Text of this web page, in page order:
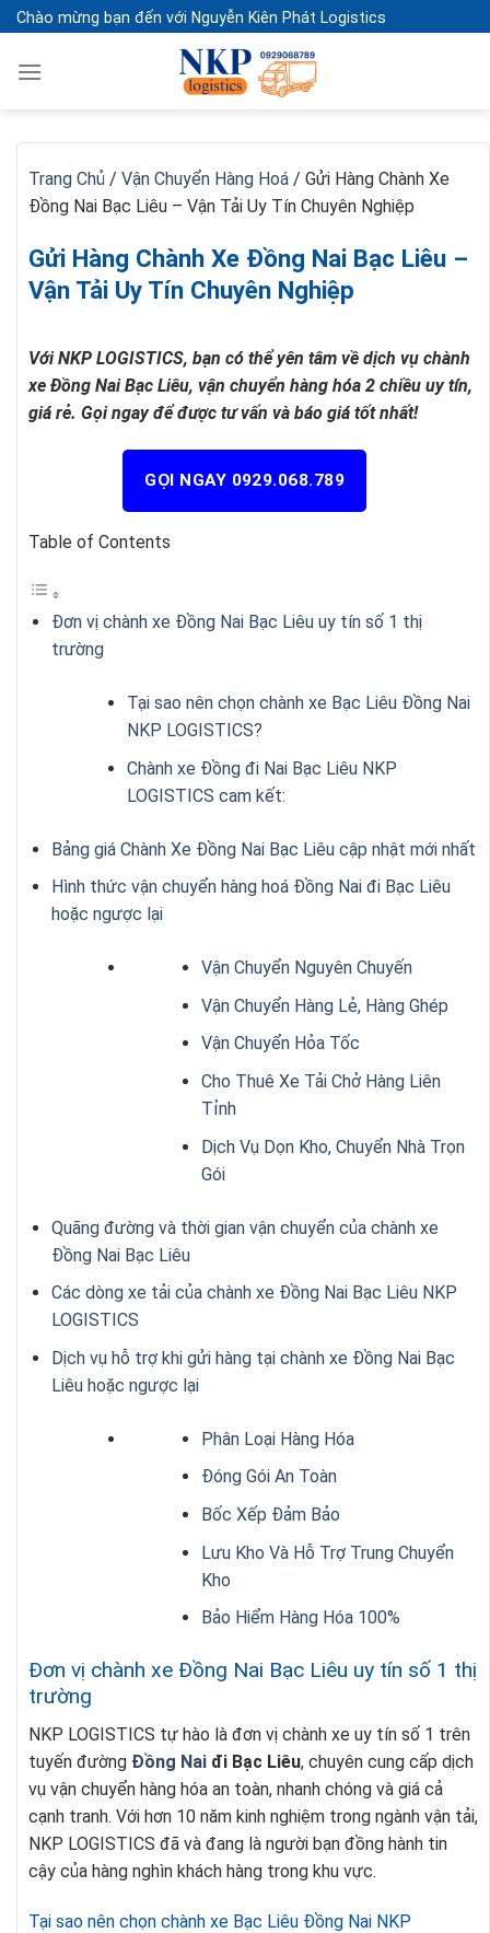
Skip
to
content
Chào mừng bạn đến với Nguyễn Kiên Phát Logistics
Trang Chủ / Vận Chuyển Hàng Hoá / Gửi Hàng Chành Xe
Đồng Nai Bạc Liêu – Vận Tải Uy Tín Chuyên Nghiệp
Gửi Hàng Chành Xe Đồng Nai Bạc Liêu –
Vận Tải Uy Tín Chuyên Nghiệp
Với NKP LOGISTICS, bạn có thể yên tâm về dịch vụ chành
xe Đồng Nai Bạc Liêu, vận chuyển hàng hóa 2 chiều uy tín,
giá rẻ. Gọi ngay để được tư vấn và báo giá tốt nhất!
GỌI NGAY 0929.068.789
Table of Contents
Đơn vị chành xe Đồng Nai Bạc Liêu uy tín số 1 thị
trường
Tại sao nên chọn chành xe Bạc Liêu Đồng Nai
NKP LOGISTICS?
Chành xe Đồng đi Nai Bạc Liêu NKP
LOGISTICS cam kết:
Bảng giá Chành Xe Đồng Nai Bạc Liêu cập nhật mới nhất
Hình thức vận chuyển hàng hoá Đồng Nai đi Bạc Liêu
hoặc ngược lại
Vận Chuyển Nguyên Chuyến
Vận Chuyển Hàng Lẻ, Hàng Ghép
Vận Chuyển Hỏa Tốc
Cho Thuê Xe Tải Chở Hàng Liên
Tỉnh
Dịch Vụ Dọn Kho, Chuyển Nhà Trọn
Gói
Quãng đường và thời gian vận chuyển của chành xe
Đồng Nai Bạc Liêu
Các dòng xe tải của chành xe Đồng Nai Bạc Liêu NKP
LOGISTICS
Dịch vụ hỗ trợ khi gửi hàng tại chành xe Đồng Nai Bạc
Liêu hoặc ngược lại
Phân Loại Hàng Hóa
Đóng Gói An Toàn
Bốc Xếp Đảm Bảo
Lưu Kho Và Hỗ Trợ Trung Chuyển
Kho
Bảo Hiểm Hàng Hóa 100%
Đơn vị chành xe Đồng Nai Bạc Liêu uy tín số 1 thị
trường
NKP LOGISTICS tự hào là đơn vị chành xe uy tín số 1 trên
tuyến đường Đồng Nai đi Bạc Liêu, chuyên cung cấp dịch
vụ vận chuyển hàng hóa an toàn, nhanh chóng và giá cả
cạnh tranh. Với hơn 10 năm kinh nghiệm trong ngành vận tải,
NKP LOGISTICS đã và đang là người bạn đồng hành tin
cậy của hàng nghìn khách hàng trong khu vực.
Tại sao nên chọn chành xe Bạc Liêu Đồng Nai NKP